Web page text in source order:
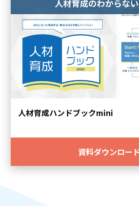
人材育成ハンドブックmini
資料ダウンロー